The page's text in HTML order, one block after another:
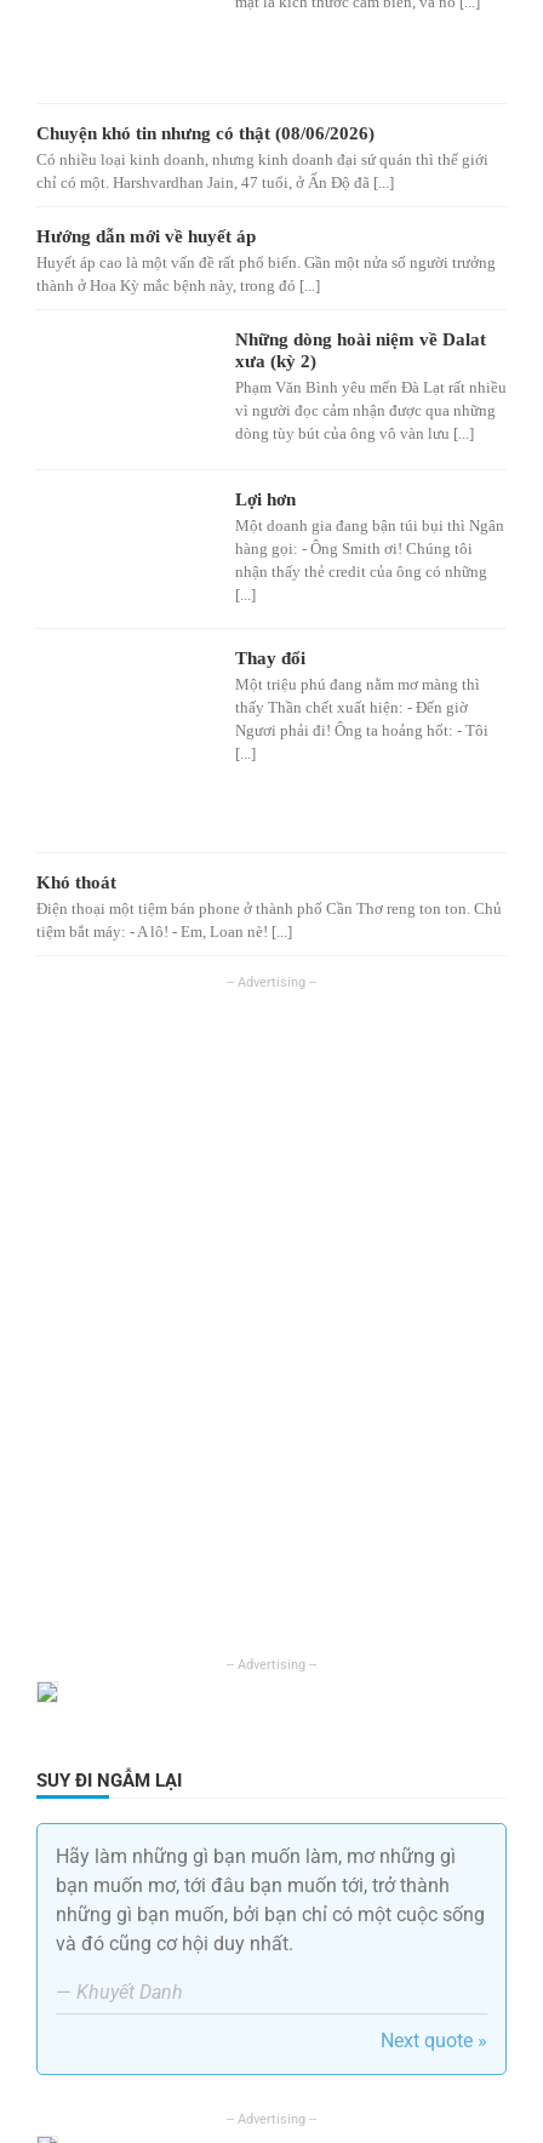
Chuyện khó tin nhưng có thật (08/06/2026)
Có nhiều loại kinh doanh, nhưng kinh doanh đại sứ quán thì thế giới
chỉ có một. Harshvardhan Jain, 47 tuổi, ở Ấn Độ đã [...]
Hướng dẫn mới về huyết áp
Huyết áp cao là một vấn đề rất phổ biến. Gần một nửa số người trưởng
thành ở Hoa Kỳ mắc bệnh này, trong đó [...]
Những dòng hoài niệm về Dalat
xưa (kỳ 2)
Phạm Văn Bình yêu mến Đà Lạt rất nhiều
vì người đọc cảm nhận được qua những
dòng tùy bút của ông vô vàn lưu [...]
Lợi hơn
Một doanh gia đang bận túi bụi thì Ngân
hàng gọi: - Ông Smith ơi! Chúng tôi
nhận thấy thẻ credit của ông có những
[...]
Thay đổi
Một triệu phú đang nằm mơ màng thì
thấy Thần chết xuất hiện: - Đến giờ
Ngươi phải đi! Ông ta hoảng hốt: - Tôi
[...]
Khó thoát
Điện thoại một tiệm bán phone ở thành phố Cần Thơ reng ton ton. Chủ
tiệm bắt máy: - A lô! - Em, Loan nè! [...]
SUY ĐI NGẪM LẠI
Hãy làm những gì bạn muốn làm, mơ những gì
bạn muốn mơ, tới đâu bạn muốn tới, trở thành
những gì bạn muốn, bởi bạn chỉ có một cuộc sống
và đó cũng cơ hội duy nhất.
— Khuyết Danh
Next quote »